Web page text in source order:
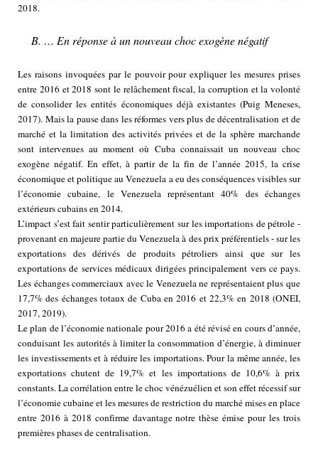
2018.
B. … En réponse à un nouveau choc exogène négatif
Les raisons invoquées par le pouvoir pour expliquer les mesures prises
entre 2016 et 2018 sont le relâchement fiscal, la corruption et la volonté
de consolider les entités économiques déjà existantes (Puig Meneses,
2017). Mais la pause dans les réformes vers plus de décentralisation et de
marché et la limitation des activités privées et de la sphère marchande
sont intervenues au moment où Cuba connaissait un nouveau choc
exogène négatif. En effet, à partir de la fin de l’année 2015, la crise
économique et politique au Venezuela a eu des conséquences visibles sur
l’économie cubaine, le Venezuela représentant 40% des échanges
extérieurs cubains en 2014.
L’impact s’est fait sentir particulièrement sur les importations de pétrole -
provenant en majeure partie du Venezuela à des prix préférentiels - sur les
exportations des dérivés de produits pétroliers ainsi que sur les
exportations de services médicaux dirigées principalement vers ce pays.
Les échanges commerciaux avec le Venezuela ne représentaient plus que
17,7% des échanges totaux de Cuba en 2016 et 22,3% en 2018 (ONEI,
2017, 2019).
Le plan de l’économie nationale pour 2016 a été révisé en cours d’année,
conduisant les autorités à limiter la consommation d’énergie, à diminuer
les investissements et à réduire les importations. Pour la même année, les
exportations chutent de 19,7% et les importations de 10,6% à prix
constants. La corrélation entre le choc vénézuélien et son effet récessif sur
l’économie cubaine et les mesures de restriction du marché mises en place
entre 2016 à 2018 confirme davantage notre thèse émise pour les trois
premières phases de centralisation.